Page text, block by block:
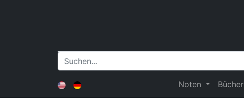
Noten Bücher